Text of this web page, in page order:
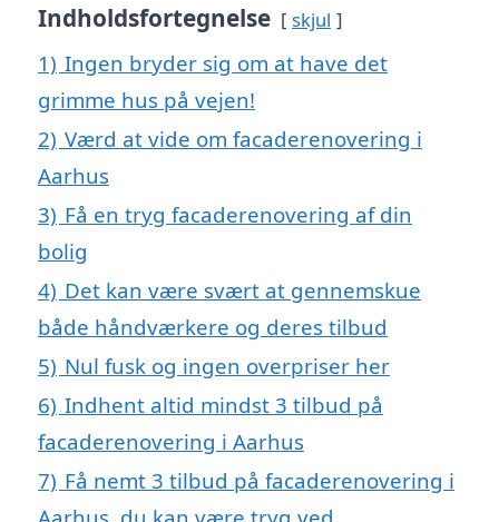
Indholdsfortegnelse skjul
1) Ingen bryder sig om at have det
grimme hus på vejen!
2) Værd at vide om facaderenovering i
Aarhus
3) Få en tryg facaderenovering af din
bolig
4) Det kan være svært at gennemskue
både håndværkere og deres tilbud
5) Nul fusk og ingen overpriser her
6) Indhent altid mindst 3 tilbud på
facaderenovering i Aarhus
7) Få nemt 3 tilbud på facaderenovering i